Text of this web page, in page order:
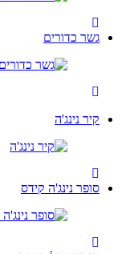
גשר כדורים
קיר נינג'ה
סופר נינג'ה קידס